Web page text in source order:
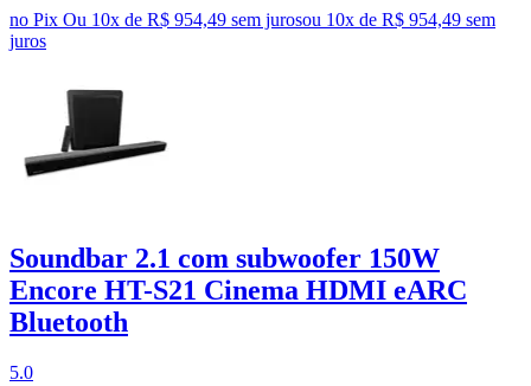
no Pix Ou 10x de R$ 954,49 sem jurosou 10x de R$ 954,49 sem
juros
Soundbar 2.1 com subwoofer 150W
Encore HT-S21 Cinema HDMI eARC
Bluetooth
5.0